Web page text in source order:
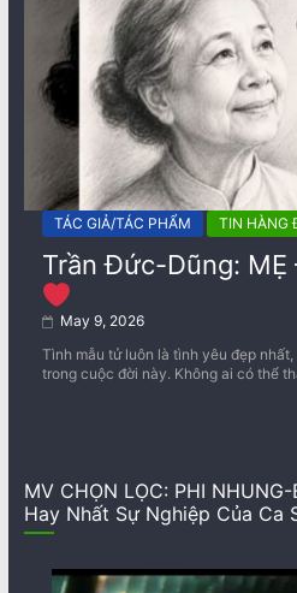
TÁC GIẢ/TÁC PHẨM TIN HÀNG
Trần Đức-Dũng:
May 9, 2026
Tình mẫu tử luôn là tình yêu đẹp
trong cuộc đời này. Không ai có thể
MV CHỌN LỌC: PHI
Hay Nhất Sự Nghiệp Của Ca